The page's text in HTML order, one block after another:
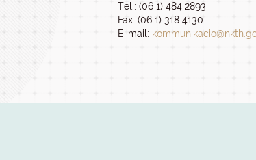
Tel.: (06 1) 484 2893
Fax: (06 1) 318 4130
E-mail: